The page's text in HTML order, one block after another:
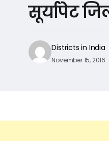
सूर्यापेट
Districts in India
November 15, 2016